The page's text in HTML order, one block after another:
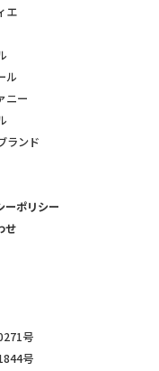
エ
ル
ニー
ランド
ーポリシー
せ
号
号